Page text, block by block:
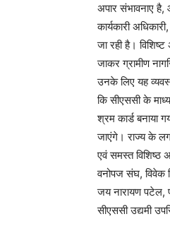
अपार संभावनाए है,
कार्यकारी
जा रही है।
जाकर ग्रामीण
उनके लिए यह
कि सीएससी के
श्रम कार्ड बनाया
जाएंगे। राज्य के
एवं समस्त विशिष्ठ
वनोपज संघ, विवेक
जय नारायण पटेल,
सीएससी उद्यमी